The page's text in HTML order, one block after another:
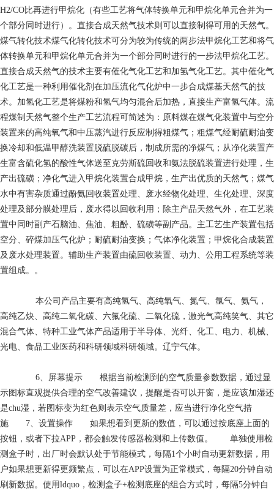
H2/CO比再进行甲烷化（有些工艺将气体转换单元和甲烷化单元合并为一
个部分同时进行）。直接合成天然气技术则可以直接制得可用的天然气。
煤气转化技术煤气化转化技术可分为较为传统的两步法甲烷化工艺和将气
体转换单元和甲烷化单元合并为一个部分同时进行的一步法甲烷化工艺。
直接合成天然气的技术主要有催化气化工艺和加氢气化工艺。其中催化气
化工艺是一种利用催化剂在加压流化气化炉中一步合成煤基天然气的技
术。加氢化工艺是将煤粉和氢气均匀混合后加热，直接生产富氢气体。流
程煤制天然气整个生产工艺流程可简述为：原料煤在煤气化装置中与空分
装置来的高纯氧气和中压蒸汽进行反应制得粗煤气；粗煤气经耐硫耐油变
换冷却和低温甲醇洗装置脱硫脱碳后，制成所需的净煤气；从净化装置产
生富含硫化氢的酸性气体送至克劳斯硫回收和氨法脱硫装置进行处理，生
产出硫磺；净化气进入甲烷化装置合成甲烷，生产出优质的天然气；煤气
水中有害杂质通过酚氨回收装置处理、废水经物化处理、生化处理、深度
处理及部分膜处理后，废水得以回收利用；除主产品天然气外，在工艺装
置中同时副产石脑油、焦油、粗酚、硫磺等副产品。主工艺生产装置包括
空分、碎煤加压气化炉；耐硫耐油变换；气体净化装置；甲烷化合成装置
及废水处理装置。辅助生产装置由硫回收装置、动力、公用工程系统等装
置组成。。
本公司产品主要有高纯氢气、高纯氧气、氮气、氩气、氨气，
高纯乙炔、高纯二氧化碳、六氟化硫、二氧化硫，激光气高纯笑气、其它
混合气体、特种工业气体产品适用于半导体、光纤、化工、电力、机械、
光电、食品工业医药和科研领域科研领域。辽宁气体。
6、屏幕提示 根据当前检测到的空气质量参数数据，通过显
示图标直观提供合理的空气改善建议，提醒是否可以开窗，是应该加湿还
是chu湿，若图标变为红色则表示空气质量差，应当进行净化空气措
施 7、设置操作 如果想看到更新的数值，可以通过按底座上面的
按钮，或者下拉APP，都会触发传感器检测和上传数值。 单独使用检
测盒子时，出厂时会默认处于节能模式，每隔1个小时自动更新数据，用
户如果想更新得更频繁点，可以在APP设置为正常模式，每隔20分钟自动
刷新数据。使用ldquo，检测盒子+检测底座的组合方式时，每隔5分钟自